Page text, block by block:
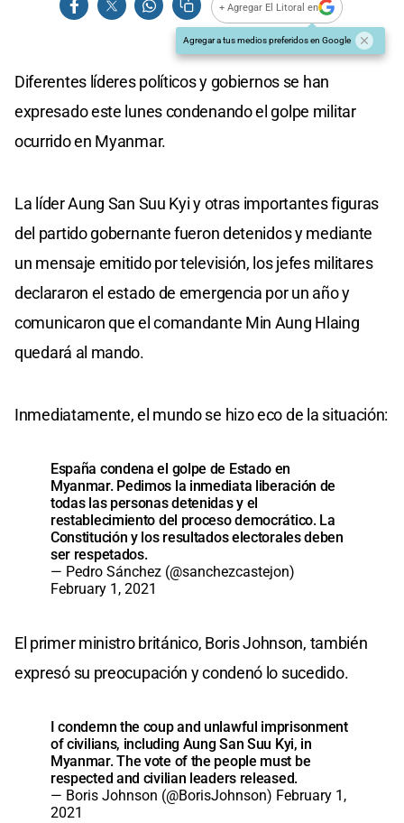
+ Agregar El Litoral en
Agregar a tus medios preferidos en Google
Diferentes líderes políticos y gobiernos se han
expresado este lunes condenando el golpe militar
ocurrido en Myanmar.
La líder Aung San Suu Kyi y otras importantes figuras
del partido gobernante fueron detenidos y mediante
un mensaje emitido por televisión, los jefes militares
declararon el estado de emergencia por un año y
comunicaron que el comandante Min Aung Hlaing
quedará al mando.
Inmediatamente, el mundo se hizo eco de la situación:
España condena el golpe de Estado en
Myanmar. Pedimos la inmediata liberación de
todas las personas detenidas y el
restablecimiento del proceso democrático. La
Constitución y los resultados electorales deben
ser respetados.
— Pedro Sánchez (@sanchezcastejon)
February 1, 2021
El primer ministro británico, Boris Johnson, también
expresó su preocupación y condenó lo sucedido.
I condemn the coup and unlawful imprisonment
of civilians, including Aung San Suu Kyi, in
Myanmar. The vote of the people must be
respected and civilian leaders released.
— Boris Johnson (@BorisJohnson) February 1,
2021